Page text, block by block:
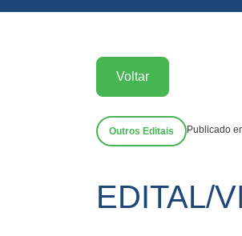
Voltar
Outros Editais Publicado
EDITAL/